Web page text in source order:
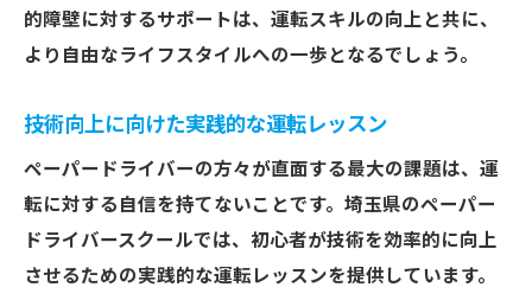
的障壁に対するサポートは、運転スキルの向上と共に、
より自由なライフスタイルへの一歩となるでしょう。
技術向上に向けた実践的な運転レッスン
ペーパードライバーの方々が直面する最大の課題は、運
転に対する自信を持てないことです。埼玉県のペーパー
ドライバースクールでは、初心者が技術を効率的に向上
させるための実践的な運転レッスンを提供しています。